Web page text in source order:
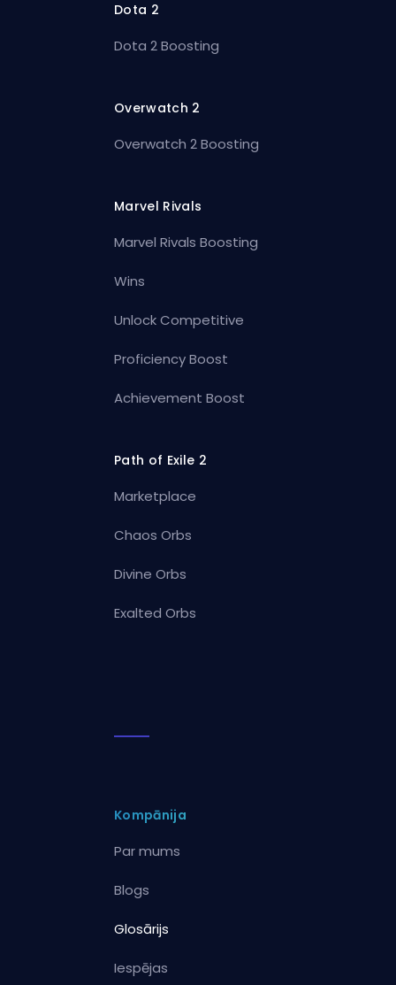
Dota 2
Dota 2 Boosting
Overwatch 2
Overwatch 2 Boosting
Marvel Rivals
Marvel Rivals Boosting
Wins
Unlock Competitive
Proficiency Boost
Achievement Boost
Path of Exile 2
Marketplace
Chaos Orbs
Divine Orbs
Exalted Orbs
Kompānija
Par mums
Blogs
Glosārijs
Iespējas